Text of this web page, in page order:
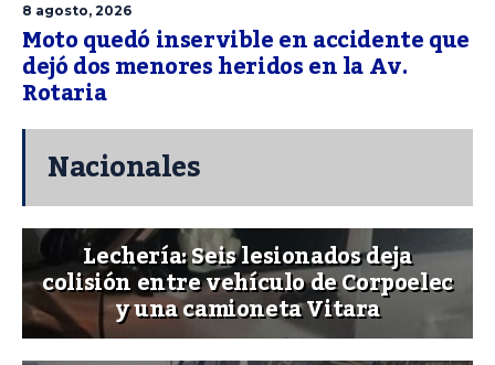
8 agosto, 2026
Moto quedó inservible en accidente que
dejó dos menores heridos en la Av.
Rotaria
Nacionales
Lechería: Seis lesionados deja
colisión entre vehículo de Corpoelec
y una camioneta Vitara